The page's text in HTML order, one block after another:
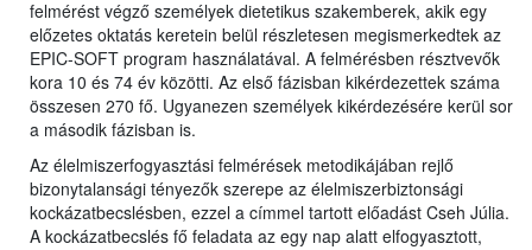
felmérést végző személyek dietetikus szakemberek, akik egy
előzetes oktatás keretein belül részletesen megismerkedtek az
EPIC-SOFT program használatával. A felmérésben résztvevők
kora 10 és 74 év közötti. Az első fázisban kikérdezettek száma
összesen 270 fő. Ugyanezen személyek kikérdezésére kerül sor
a második fázisban is.
Az élelmiszerfogyasztási felmérések metodikájában rejlő
bizonytalansági tényezők szerepe az élelmiszerbiztonsági
kockázatbecslésben, ezzel a címmel tartott előadást Cseh Júlia.
A kockázatbecslés fő feladata az egy nap alatt elfogyasztott,